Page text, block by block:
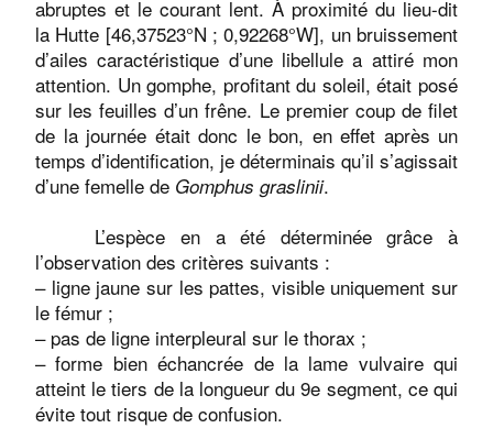
abruptes et le courant lent. À proximité du lieu-dit
la Hutte [46,37523°N ; 0,92268°W], un bruissement
d’ailes caractéristique d’une libellule a attiré mon
attention. Un gomphe, profitant du soleil, était posé
sur les feuilles d’un frêne. Le premier coup de filet
de la journée était donc le bon, en effet après un
temps d’identification, je déterminais qu’il s’agissait
d’une femelle de Gomphus graslinii.
L’espèce en a été déterminée grâce à
l’observation des critères suivants :
– ligne jaune sur les pattes, visible uniquement sur
le fémur ;
– pas de ligne interpleural sur le thorax ;
– forme bien échancrée de la lame vulvaire qui
atteint le tiers de la longueur du 9e segment, ce qui
évite tout risque de confusion.